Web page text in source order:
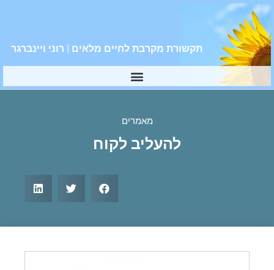
תקשורת מקרבת לחיים מלאים | רוני ויינברגר
מאמרים
להעליב לקוח